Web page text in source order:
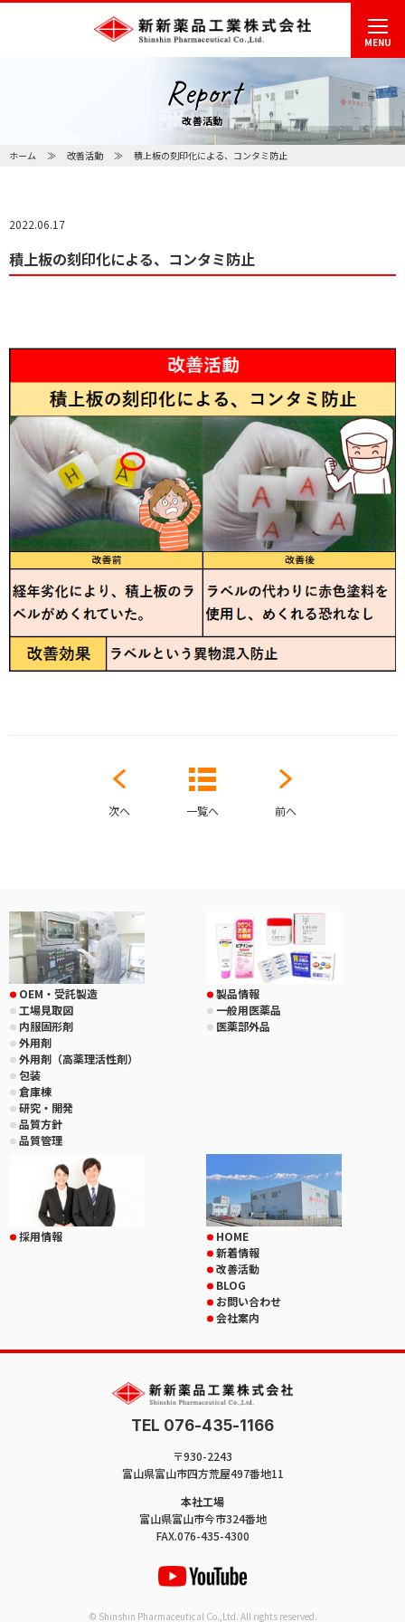
MENU
Report
改善活動
ホーム 改善活動 積上板の刻印化による、コンタミ防止
2022.06.17
積上板の刻印化による、コンタミ防止
一覧へ
次へ 前へ
OEM・受託製造
工場見取図
内服固形剤
外用剤
外用剤（高薬理活性剤）
包装
倉庫棟
研究・開発
品質方針
品質管理
製品情報
一般用医薬品
医薬部外品
採用情報
HOME
新着情報
改善活動
BLOG
お問い合わせ
会社案内
TEL 076-435-1166
〒930-2243
富山県富山市四方荒屋497番地11
本社工場
富山県富山市今市324番地
FAX.076-435-4300
© Shinshin Pharmaceutical Co.,Ltd. All rights reserved.